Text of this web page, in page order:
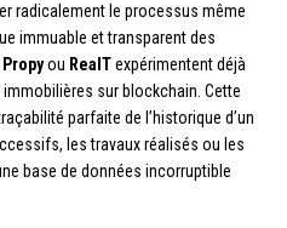
radicalement le processus même
immuable et transparent des
Propyou RealTexpérimentent déjà
sur blockchain. Cette
parfaite de l’historique d’un
les travaux réalisés ou les
base de données incorruptible